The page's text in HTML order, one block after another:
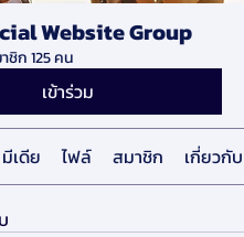
Website Group
ชิก 125 คน
เข้าร่วม
มีเดีย ไฟล์ สมาชิก เกี่ยวกับ